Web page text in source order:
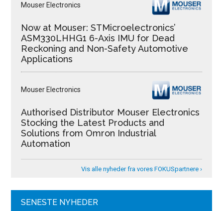
Mouser Electronics
Now at Mouser: STMicroelectronics’
ASM330LHHG1 6-Axis IMU for Dead
Reckoning and Non-Safety Automotive
Applications
Mouser Electronics
Authorised Distributor Mouser Electronics
Stocking the Latest Products and
Solutions from Omron Industrial
Automation
Vis alle nyheder fra vores FOKUSpartnere ›
SENESTE NYHEDER